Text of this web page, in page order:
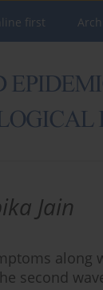
first
Jain
along
second